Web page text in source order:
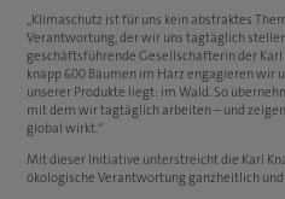
„Klimaschutz ist für uns kein abstraktes
Verantwortung, der wir uns tagtäglich
geschäftsführende Gesellschafterin der Karl
knapp 600 Bäumen im Harz engagieren wir
unserer Produkte liegt: im Wald. So
mit dem wir tagtäglich arbeiten – und
global wirkt.“
Mit dieser Initiative unterstreicht die Karl
ökologische Verantwortung ganzheitlich